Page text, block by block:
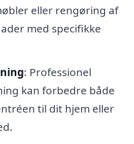
eller rengøring af
med specifikke
: Professionel
kan forbedre både
til dit hjem eller